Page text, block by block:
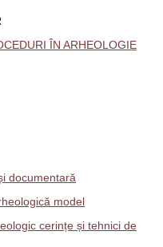
ÎN ARHEOLOGIE
documentară
model
cerințe și tehnici de